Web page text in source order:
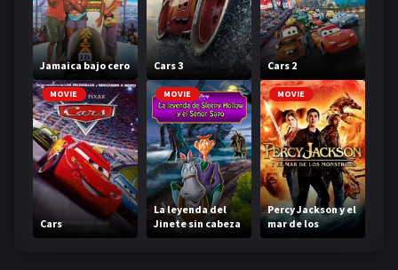
Jamaica bajo cero Cars 3 Cars 2
MOVIE
Cars
MOVIE
La leyenda del
Jinete sin cabeza
MOVIE
Percy Jackson y el
mar de los
monstruos